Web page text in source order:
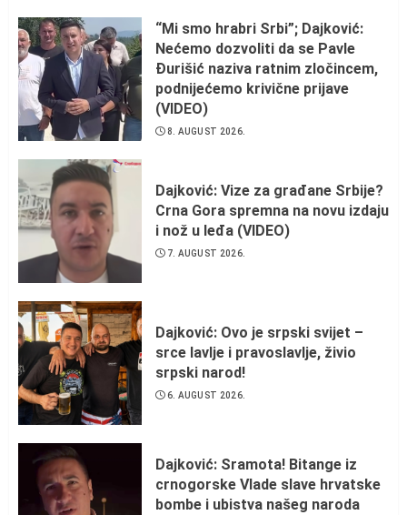
“Mi smo hrabri Srbi”; Dajković:
Nećemo dozvoliti da se Pavle
Đurišić naziva ratnim zločincem,
podnijećemo krivične prijave
(VIDEO)
8. AUGUST 2026.
Dajković: Vize za građane Srbije?
Crna Gora spremna na novu izdaju
i nož u leđa (VIDEO)
7. AUGUST 2026.
Dajković: Ovo je srpski svijet –
srce lavlje i pravoslavlje, živio
srpski narod!
6. AUGUST 2026.
Dajković: Sramota! Bitange iz
crnogorske Vlade slave hrvatske
bombe i ubistva našeg naroda